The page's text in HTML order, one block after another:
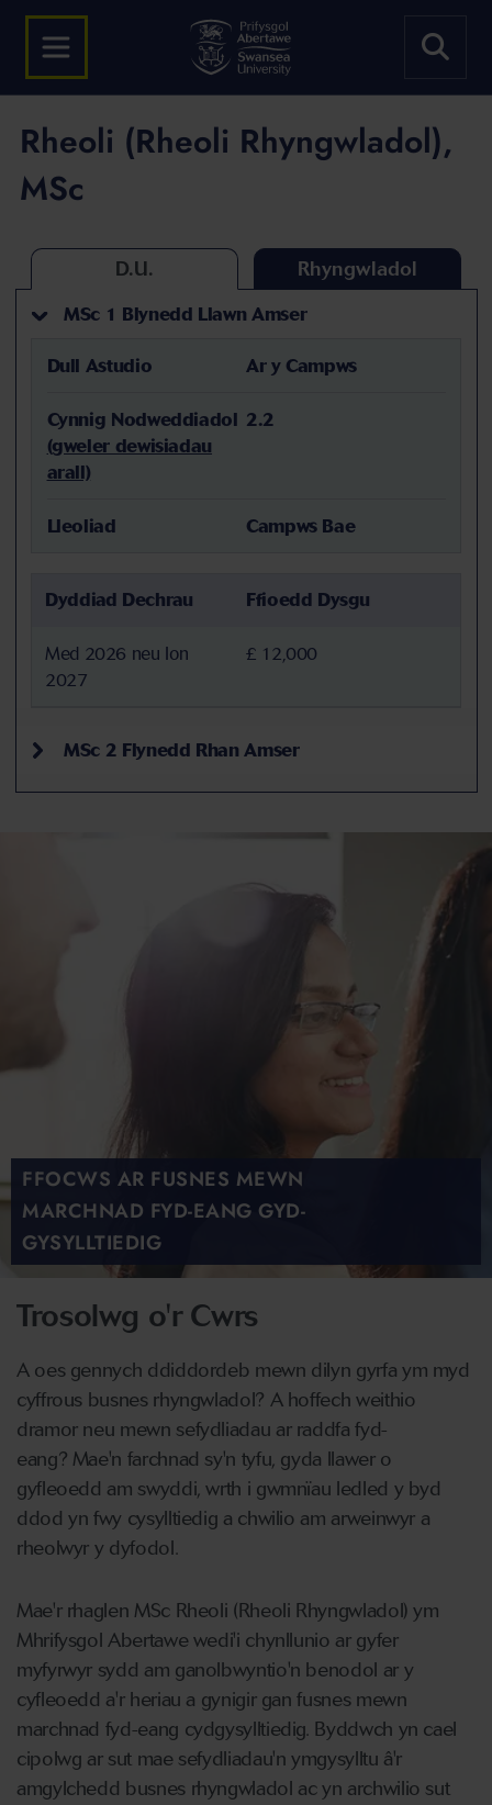
Rheoli (Rheoli Rhyngwladol),
MSc
D.U. Rhyngwladol
MSc 1 Blynedd Llawn Amser
Dull Astudio Ar y Campws
Cynnig Nodweddiadol
(gweler dewisiadau
arall)
2.2
Lleoliad Campws Bae
Dyddiad Dechrau Ffioedd Dysgu
Med 2026 neu Ion
2027
£ 12,000
MSc 2 Flynedd Rhan Amser
FFOCWS AR FUSNES MEWN
MARCHNAD FYD-EANG GYD-
GYSYLLTIEDIG
Trosolwg o'r Cwrs
A oes gennych ddiddordeb mewn dilyn gyrfa ym myd
cyffrous busnes rhyngwladol? A hoffech weithio
dramor neu mewn sefydliadau ar raddfa fyd-
eang? Mae'n farchnad sy'n tyfu, gyda llawer o
gyfleoedd am swyddi, wrth i gwmnïau ledled y byd
ddod yn fwy cysylltiedig a chwilio am arweinwyr a
rheolwyr y dyfodol.
Mae'r rhaglen MSc Rheoli (Rheoli Rhyngwladol) ym
Mhrifysgol Abertawe wedi'i chynllunio ar gyfer
myfyrwyr sydd am ganolbwyntio'n benodol ar y
cyfleoedd a'r heriau a gynigir gan fusnes mewn
marchnad fyd-eang cydgysylltiedig. Byddwch yn cael
cipolwg ar sut mae sefydliadau'n ymgysylltu â'r
amgylchedd busnes rhyngwladol ac yn archwilio sut